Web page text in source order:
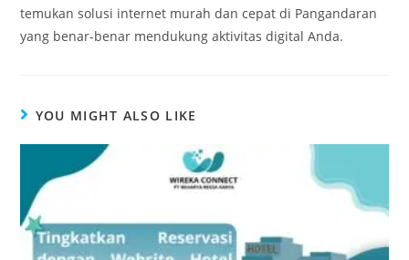
temukan solusi internet murah dan cepat di Pangandaran
yang benar-benar mendukung aktivitas digital Anda.
YOU MIGHT ALSO LIKE